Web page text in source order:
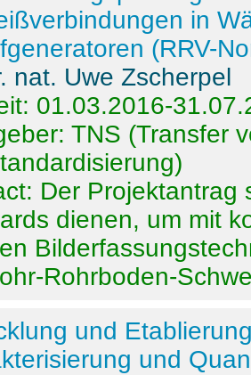
in
(RRV-
nat. Uwe Zscherpel
01.03.2016-
TNS (Transfer
Der Projektantrag
dienen, um mit
Rohrboden-
und
und